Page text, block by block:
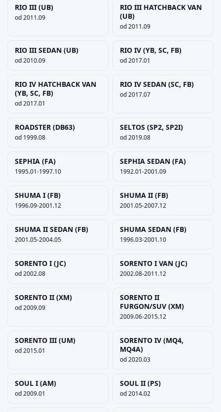
RIO III (UB)
od 2011.09
RIO III HATCHBACK VAN
(UB)
od 2011.09
RIO III SEDAN (UB)
od 2010.09
RIO IV (YB, SC, FB)
od 2017.01
RIO IV HATCHBACK VAN
(YB, SC, FB)
od 2017.01
RIO IV SEDAN (SC, FB)
od 2017.07
ROADSTER (DB63)
od 1999.08
SELTOS (SP2, SP2I)
od 2019.08
SEPHIA (FA)
1995.01-1997.10
SEPHIA SEDAN (FA)
1992.01-2001.09
SHUMA I (FB)
1996.09-2001.12
SHUMA II (FB)
2001.05-2007.12
SHUMA II SEDAN (FB)
2001.05-2004.05
SHUMA SEDAN (FB)
1996.03-2001.10
SORENTO I (JC)
od 2002.08
SORENTO I VAN (JC)
2002.08-2011.12
SORENTO II (XM)
od 2009.09
SORENTO II
FURGON/SUV (XM)
2009.06-2015.12
SORENTO III (UM)
od 2015.01
SORENTO IV (MQ4,
MQ4A)
od 2020.03
SOUL I (AM)
od 2009.01
SOUL II (PS)
od 2014.02